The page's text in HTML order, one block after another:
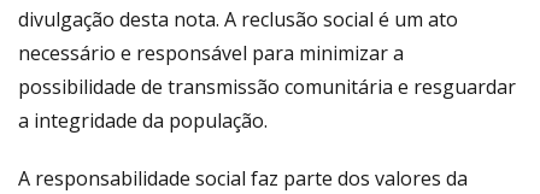
divulgação desta nota. A reclusão social é um ato
necessário e responsável para minimizar a
possibilidade de transmissão comunitária e resguardar
a integridade da população.
A responsabilidade social faz parte dos valores da